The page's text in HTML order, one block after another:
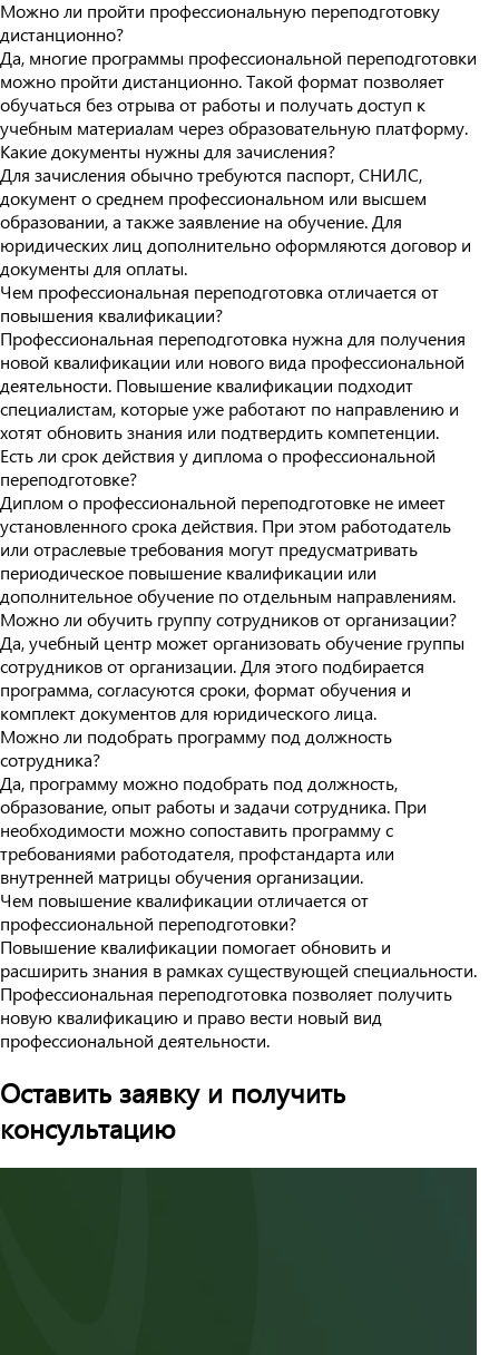
Можно ли пройти профессиональную переподготовку
дистанционно?
Да, многие программы профессиональной переподготовки
можно пройти дистанционно. Такой формат позволяет
обучаться без отрыва от работы и получать доступ к
учебным материалам через образовательную платформу.
Какие документы нужны для зачисления?
Для зачисления обычно требуются паспорт, СНИЛС,
документ о среднем профессиональном или высшем
образовании, а также заявление на обучение. Для
юридических лиц дополнительно оформляются договор и
документы для оплаты.
Чем профессиональная переподготовка отличается от
повышения квалификации?
Профессиональная переподготовка нужна для получения
новой квалификации или нового вида профессиональной
деятельности. Повышение квалификации подходит
специалистам, которые уже работают по направлению и
хотят обновить знания или подтвердить компетенции.
Есть ли срок действия у диплома о профессиональной
переподготовке?
Диплом о профессиональной переподготовке не имеет
установленного срока действия. При этом работодатель
или отраслевые требования могут предусматривать
периодическое повышение квалификации или
дополнительное обучение по отдельным направлениям.
Можно ли обучить группу сотрудников от организации?
Да, учебный центр может организовать обучение группы
сотрудников от организации. Для этого подбирается
программа, согласуются сроки, формат обучения и
комплект документов для юридического лица.
Можно ли подобрать программу под должность
сотрудника?
Да, программу можно подобрать под должность,
образование, опыт работы и задачи сотрудника. При
необходимости можно сопоставить программу с
требованиями работодателя, профстандарта или
внутренней матрицы обучения организации.
Чем повышение квалификации отличается от
профессиональной переподготовки?
Повышение квалификации помогает обновить и
расширить знания в рамках существующей специальности.
Профессиональная переподготовка позволяет получить
новую квалификацию и право вести новый вид
профессиональной деятельности.
Оставить заявку и получить
консультацию